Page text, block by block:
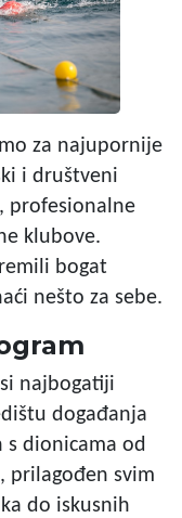
za najupornije
i društveni
profesionalne
klubove.
bogat
nešto za sebe.
najbogatiji
događanja
dionicama od
prilagođen svim
do iskusnih